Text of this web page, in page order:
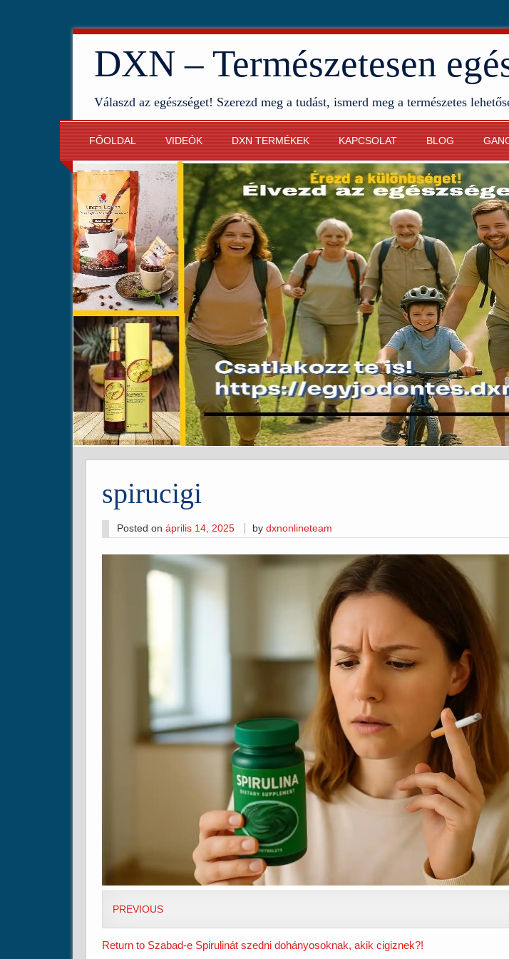
DXN – Természetesen
Válaszd az egészséget! Szerezd meg a tudást, ismerd meg a természetes
FŐOLDAL VIDEÓK DXN TERMÉKEK KAPCSOLAT BLOG
spirucigi
Posted on április 14, 2025 bydxnonlineteam
PREVIOUS
Return to Szabad-e Spirulinát szedni dohányosoknak, akik cigiznek?!